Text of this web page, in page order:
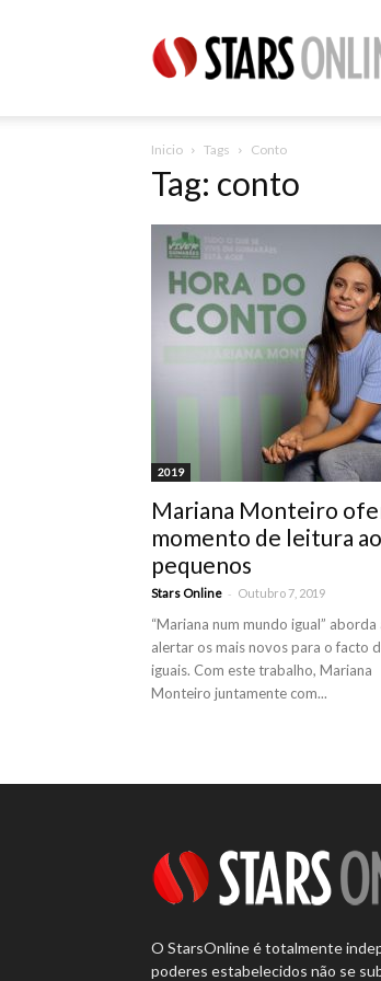
Online
Inicio Tags Conto
Tag: conto
2019
Mariana Monteiro
momento de leitura
pequenos
Stars Online - Outubro 7, 2019
“Mariana num mundo igual”
alertar os mais novos para o facto
iguais. Com este trabalho, Mariana
Monteiro juntamente com...
O StarsOnline é totalmente
poderes estabelecidos não se